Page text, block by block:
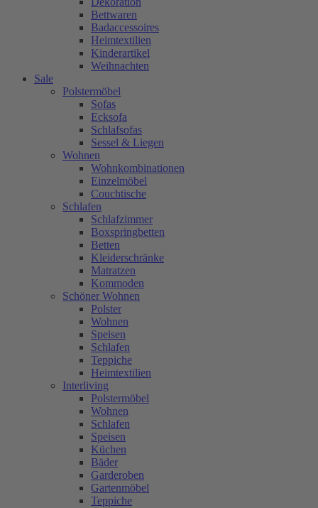
Bettwaren
Badaccessoires
Heimtextilien
Kinderartikel
Weihnachten
Sale
Polstermöbel
Sofas
Ecksofa
Schlafsofas
Sessel & Liegen
Wohnen
Wohnkombinationen
Einzelmöbel
Couchtische
Schlafen
Schlafzimmer
Boxspringbetten
Betten
Kleiderschränke
Matratzen
Kommoden
Schöner Wohnen
Polster
Wohnen
Speisen
Schlafen
Teppiche
Heimtextilien
Interliving
Polstermöbel
Wohnen
Schlafen
Speisen
Küchen
Bäder
Garderoben
Gartenmöbel
Teppiche